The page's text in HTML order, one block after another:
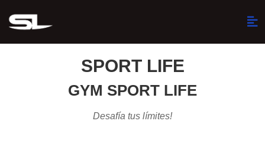
SPORT LIFE
GYM SPORT LIFE
Desafía tus límites!